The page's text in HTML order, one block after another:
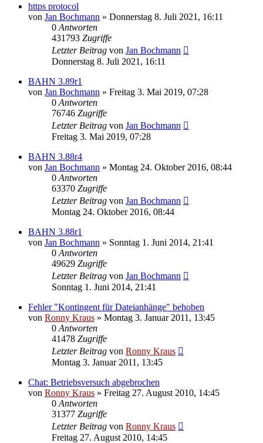
https protocol
von Jan Bochmann » Donnerstag 8. Juli 2021, 16:11
0 Antworten
431793 Zugriffe
Letzter Beitrag von Jan Bochmann
Donnerstag 8. Juli 2021, 16:11
BAHN 3.89r1
von Jan Bochmann » Freitag 3. Mai 2019, 07:28
0 Antworten
76746 Zugriffe
Letzter Beitrag von Jan Bochmann
Freitag 3. Mai 2019, 07:28
BAHN 3.88r4
von Jan Bochmann » Montag 24. Oktober 2016, 08:44
0 Antworten
63370 Zugriffe
Letzter Beitrag von Jan Bochmann
Montag 24. Oktober 2016, 08:44
BAHN 3.88r1
von Jan Bochmann » Sonntag 1. Juni 2014, 21:41
0 Antworten
49629 Zugriffe
Letzter Beitrag von Jan Bochmann
Sonntag 1. Juni 2014, 21:41
Fehler "Kontingent für Dateianhänge" behoben
von Ronny Kraus » Montag 3. Januar 2011, 13:45
0 Antworten
41478 Zugriffe
Letzter Beitrag von Ronny Kraus
Montag 3. Januar 2011, 13:45
Chat: Betriebsversuch abgebrochen
von Ronny Kraus » Freitag 27. August 2010, 14:45
0 Antworten
31377 Zugriffe
Letzter Beitrag von Ronny Kraus
Freitag 27. August 2010, 14:45